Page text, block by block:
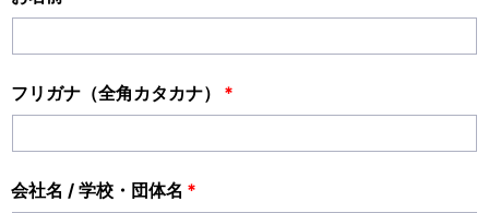
フリガナ（全角カタカナ） *
会社名 / 学校・団体名 *